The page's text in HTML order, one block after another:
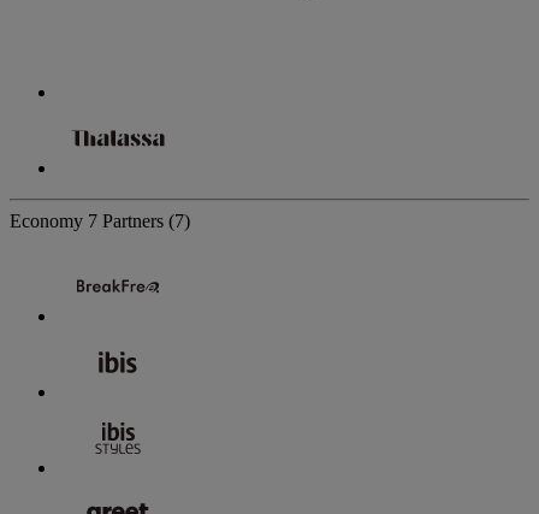
Economy 7 Partners (7)